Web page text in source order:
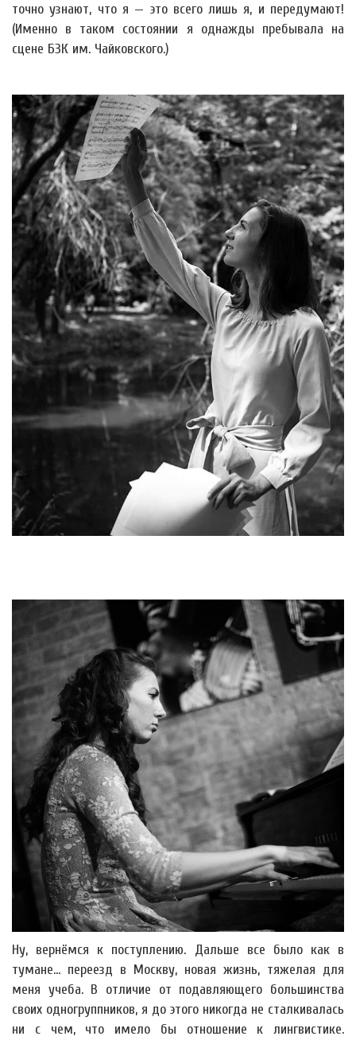
точно узнают, что я — это всего лишь я, и передумают!
(Именно в таком состоянии я однажды пребывала на
сцене БЗК им. Чайковского.)
Ну, вернёмся к поступлению. Дальше все было как в
тумане... переезд в Москву, новая жизнь, тяжелая для
меня учеба. В отличие от подавляющего большинства
своих одногруппников, я до этого никогда не сталкивалась
ни с чем, что имело бы отношение к лингвистике.